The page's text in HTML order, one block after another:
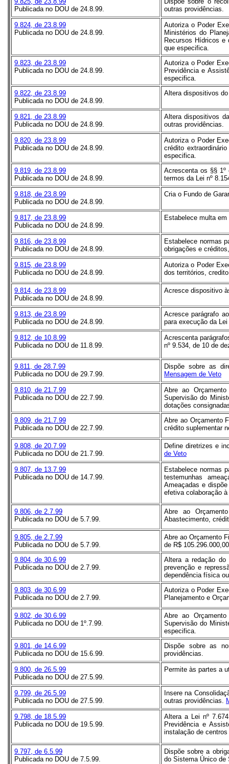
Publicada no DOU de 24.8.99.
outras providências.
9.824, de 23.8.99
Publicada no DOU de 24.8.99.
Autoriza o Poder
Ministérios do
Recursos Hídricos e
que especifica.
9.823, de 23.8.99
Publicada no DOU de 24.8.99.
Autoriza o Poder
Previdência e
especifica.
9.822, de 23.8.99
Publicada no DOU de 24.8.99.
Altera dispositivos
9.821, de 23.8.99
Publicada no DOU de 24.8.99.
Altera dispositivos
outras providências.
9.820, de 23.8.99
Publicada no DOU de 24.8.99.
Autoriza o Poder
crédito
especifica.
9.819, de 23.8.99
Publicada no DOU de 24.8.99.
Acrescenta os §§
termos da Lei nº
9.818, de 23.8.99
Publicada no DOU de 24.8.99.
Cria o Fundo de
9.817, de 23.8.99
Publicada no DOU de 24.8.99.
Estabelece multa
9.816, de 23.8.99
Publicada no DOU de 24.8.99.
Estabelece normas
obrigações e
9.815, de 23.8.99
Publicada no DOU de 24.8.99.
Autoriza o Poder
dos territórios,
9.814, de 23.8.99
Publicada no DOU de 24.8.99.
Acresce dispositivo
9.813, de 23.8.99
Publicada no DOU de 24.8.99.
Acresce parágrafo
para execução da
9.812, de 10.8.99
Publicada no DOU de 11.8.99.
Acrescenta
nº 9.534, de 10 de
9.811, de 28.7.99
Publicada no DOU de 29.7.99.
Dispõe sobre as
Mensagem de Veto
9.810, de 21.7.99
Publicada no DOU de 22.7.99.
Abre ao
Supervisão do
dotações
9.809, de 21.7.99
Publicada no DOU de 22.7.99.
Abre ao Orçamento
crédito suplementar
9.808, de 20.7.99
Publicada no DOU de 21.7.99.
Define diretrizes e
de Veto
9.807, de 13.7.99
Publicada no DOU de 14.7.99.
Estabelece normas
testemunhas
Ameaçadas e
efetiva colaboração
9.806, de 2.7.99
Publicada no DOU de 5.7.99.
Abre ao
Abastecimento,
9.805, de 2.7.99
Publicada no DOU de 5.7.99.
Abre ao Orçamento
de R$
9.804, de 30.6.99
Publicada no DOU de 2.7.99.
Altera a redação
prevenção e
dependência física
9.803, de 30.6.99
Publicada no DOU de 2.7.99.
Autoriza o Poder
Planejamento e
9.802, de 30.6.99
Publicada no DOU de 1º.7.99.
Abre ao
Supervisão do
especifica.
9.801, de 14.6.99
Publicada no DOU de 15.6.99.
Dispõe sobre as
providências.
9.800, de 26.5.99
Publicada no DOU de 27.5.99.
Permite às partes a
9.799, de 26.5.99
Publicada no DOU de 27.5.99.
Insere na
outras providências.
9.798, de 18.5.99
Publicada no DOU de 19.5.99.
Altera a Lei nº
Previdência e
instalação de
9.797, de 6.5.99
Publicada no DOU de 7.5.99.
Dispõe sobre a
do Sistema Único de